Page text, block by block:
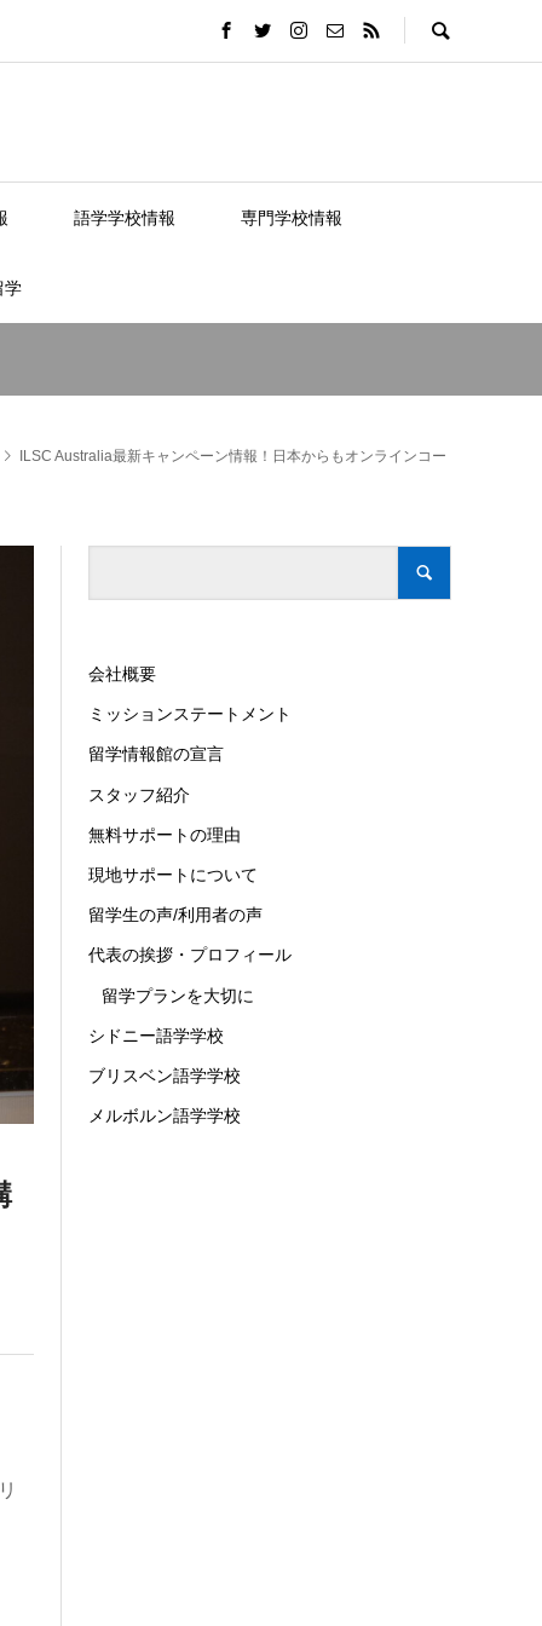
語学学校情報 専門学校情報
学
ILSC Australia最新キャンペーン情報！日本からもオンラインコー
会社概要
ミッションステートメント
留学情報館の宣言
スタッフ紹介
無料サポートの理由
現地サポートについて
留学生の声/利用者の声
代表の挨拶・プロフィール
留学プランを大切に
シドニー語学学校
ブリスベン語学学校
メルボルン語学学校